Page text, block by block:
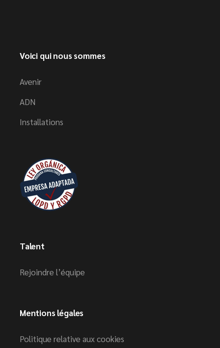
Voici qui nous sommes
Avenir
ADN
Installations
Talent
Rejoindre l’équipe
Mentions légales
Politique relative aux cookies